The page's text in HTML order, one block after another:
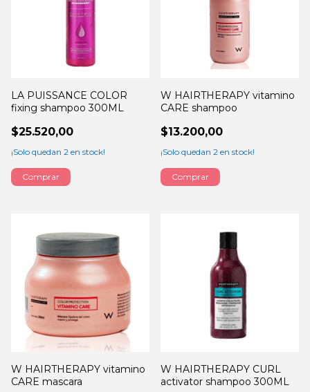
LA PUISSANCE COLOR
fixing shampoo 300ML
$25.520,00
¡Solo quedan 2 en stock!
W HAIRTHERAPY vitamino
CARE shampoo
$13.200,00
¡Solo quedan 2 en stock!
Comprar
W HAIRTHERAPY vitamino
CARE mascara
W HAIRTHERAPY CURL
activator shampoo 300ML